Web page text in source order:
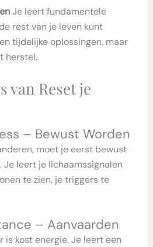
Je leert fundamentele
rest van je leven kunt
tijdelijke oplossingen, maar
herstel.
van Reset je
– Bewust Worden
moet je eerst bewust
Je leert je lichaamssignalen
te zien, je triggers te
– Aanvaarden
is kost energie. Je leert een